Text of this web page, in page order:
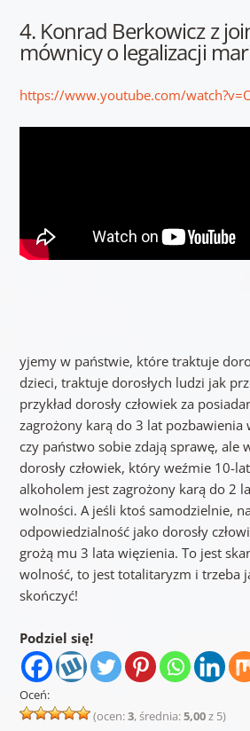
4. Konrad Berkowicz z
mównicy o legalizacji
https://www.youtube.com/
yjemy w państwie, które traktuje
dzieci, traktuje dorosłych ludzi jak
przykład dorosły człowiek za
zagrożony karą do 3 lat pozbawienia
czy państwo sobie zdają sprawę, ale
dorosły człowiek, który weźmie 10-
alkoholem jest zagrożony karą do 2
wolności. A jeśli ktoś samodzielnie,
odpowiedzialność jako dorosły
grożą mu 3 lata więzienia. To jest
wolność, to jest totalitaryzm i trzeba
skończyć!
Podziel się!
Oceń:
(ocen:3, średnia:5,00z 5)